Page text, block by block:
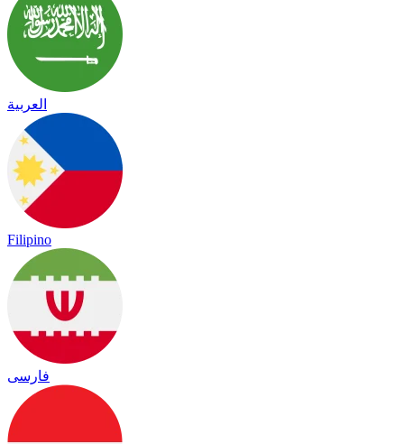
العربية
Filipino
فارسی